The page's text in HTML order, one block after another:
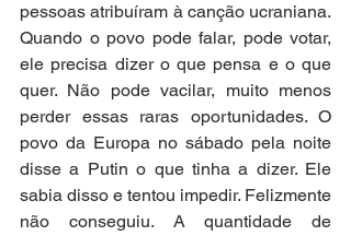
pessoas atribuíram à canção ucraniana.
Quando o povo pode falar, pode votar,
ele precisa dizer o que pensa e o que
quer. Não pode vacilar, muito menos
perder essas raras oportunidades. O
povo da Europa no sábado pela noite
disse a Putin o que tinha a dizer. Ele
sabia disso e tentou impedir. Felizmente
não conseguiu. A quantidade de